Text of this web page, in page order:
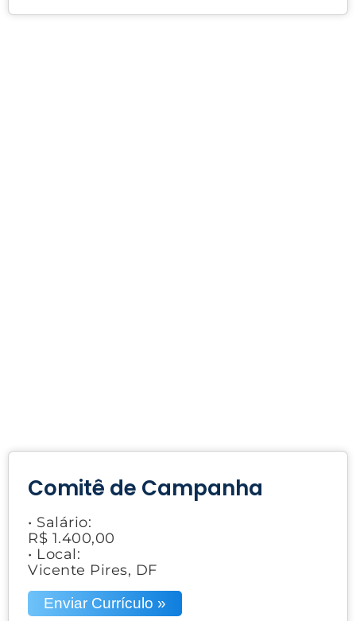
Comitê de Campanha
• Salário:
R$ 1.400,00
• Local:
Vicente Pires, DF
Enviar Currículo »